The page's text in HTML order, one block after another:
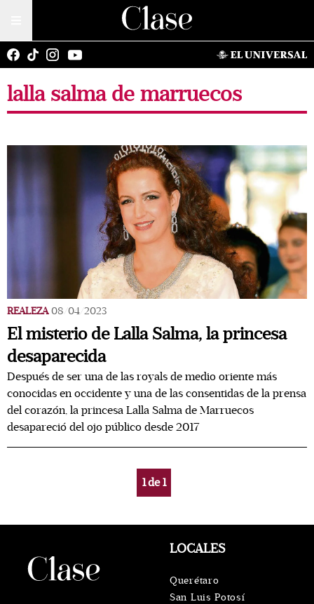
lalla salma de marruecos
REALEZA 08/04/2023
El misterio de Lalla Salma, la princesa
desaparecida
Después de ser una de las royals de medio oriente más
conocidas en occidente y una de las consentidas de la prensa
del corazón, la princesa Lalla Salma de Marruecos
desapareció del ojo público desde 2017
1de1
LOCALES
Querétaro
San Luis Potosí